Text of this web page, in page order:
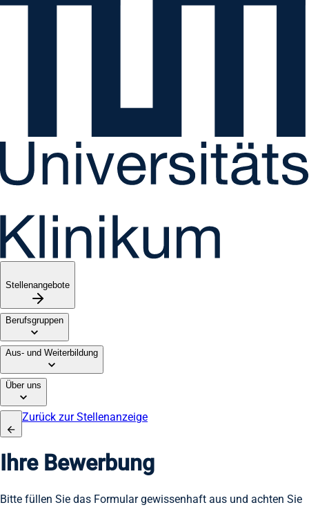
Stellenangebote
Berufsgruppen
Aus- und Weiterbildung
Über uns
Zurück zur Stellenanzeige
Ihre Bewerbung
Bitte füllen Sie das Formular gewissenhaft aus und achten Sie